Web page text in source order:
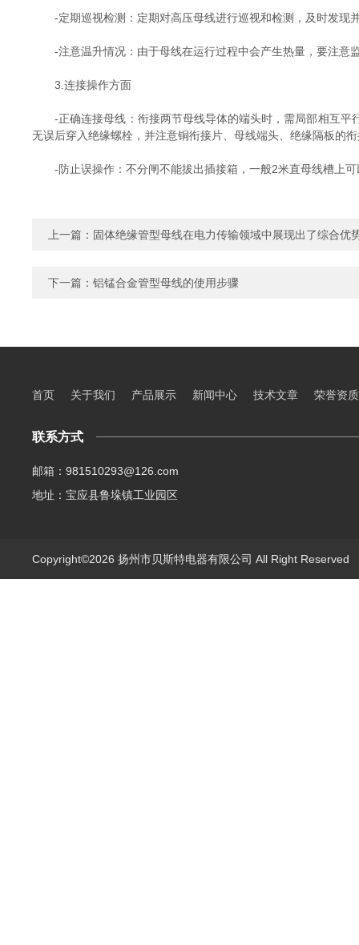
-定期巡视检测：定期对高压母线进行巡视和检测，及时发现
-注意温升情况：由于母线在运行过程中会产生热量，要注意
3.连接操作方面
-正确连接母线：衔接两节母线导体的端头时，需局部相互平
无误后穿入绝缘螺栓，并注意铜衔接片、母线端头、绝缘隔板的
-防止误操作：不分闸不能拔出插接箱，一般2米直母线槽上可
上一篇： 固体绝缘管型母线在电力传输领域中展现出了综合优
下一篇： 铝锰合金管型母线的使用步骤
首页 关于我们 产品展示 新闻中心 技术文章 荣誉资质
联系方式
邮箱：981510293@126.com
地址：宝应县鲁垛镇工业园区
Copyright©2026 扬州市贝斯特电器有限公司 All Right